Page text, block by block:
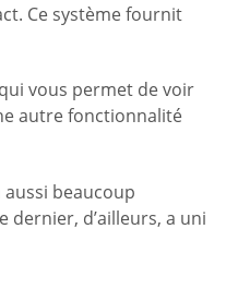
Ce système fournit
vous permet de voir
autre fonctionnalité
beaucoup
dernier, d’ailleurs, a uni